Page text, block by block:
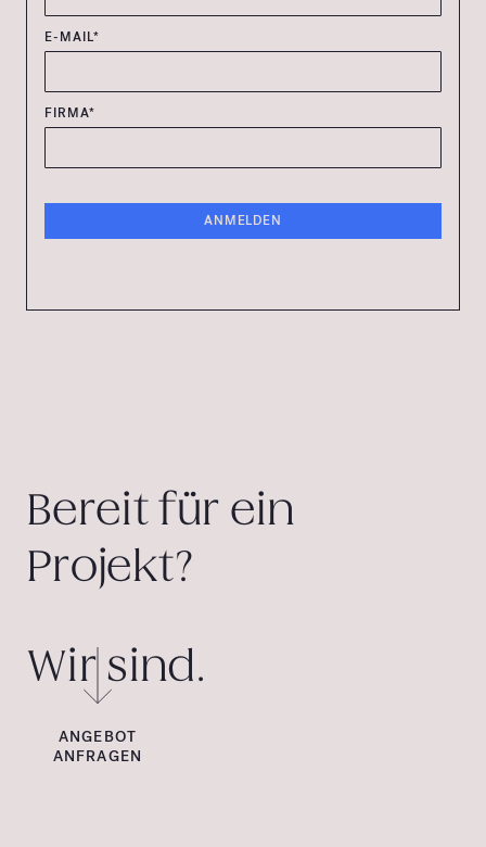
E-MAIL*
FIRMA*
Bereit für ein
Projekt?
Wir sind.
ANGEBOT
ANFRAGEN